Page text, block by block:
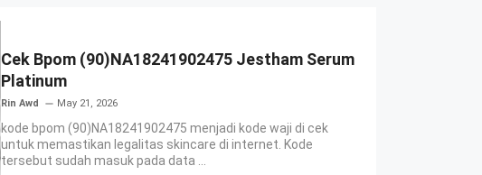
Cek Bpom (90)NA18241902475 Jestham Serum
Platinum
Rin Awd May 21, 2026
kode bpom (90)NA18241902475 menjadi kode waji di cek
untuk memastikan legalitas skincare di internet. Kode
tersebut sudah masuk pada data ...